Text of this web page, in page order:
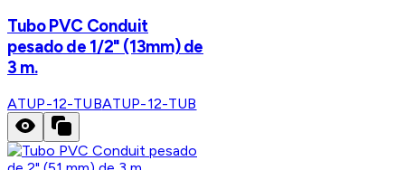
Tubo PVC Conduit
pesado de 1/2" (13mm) de
3 m.
ATUP-12-TUBATUP-12-TUB